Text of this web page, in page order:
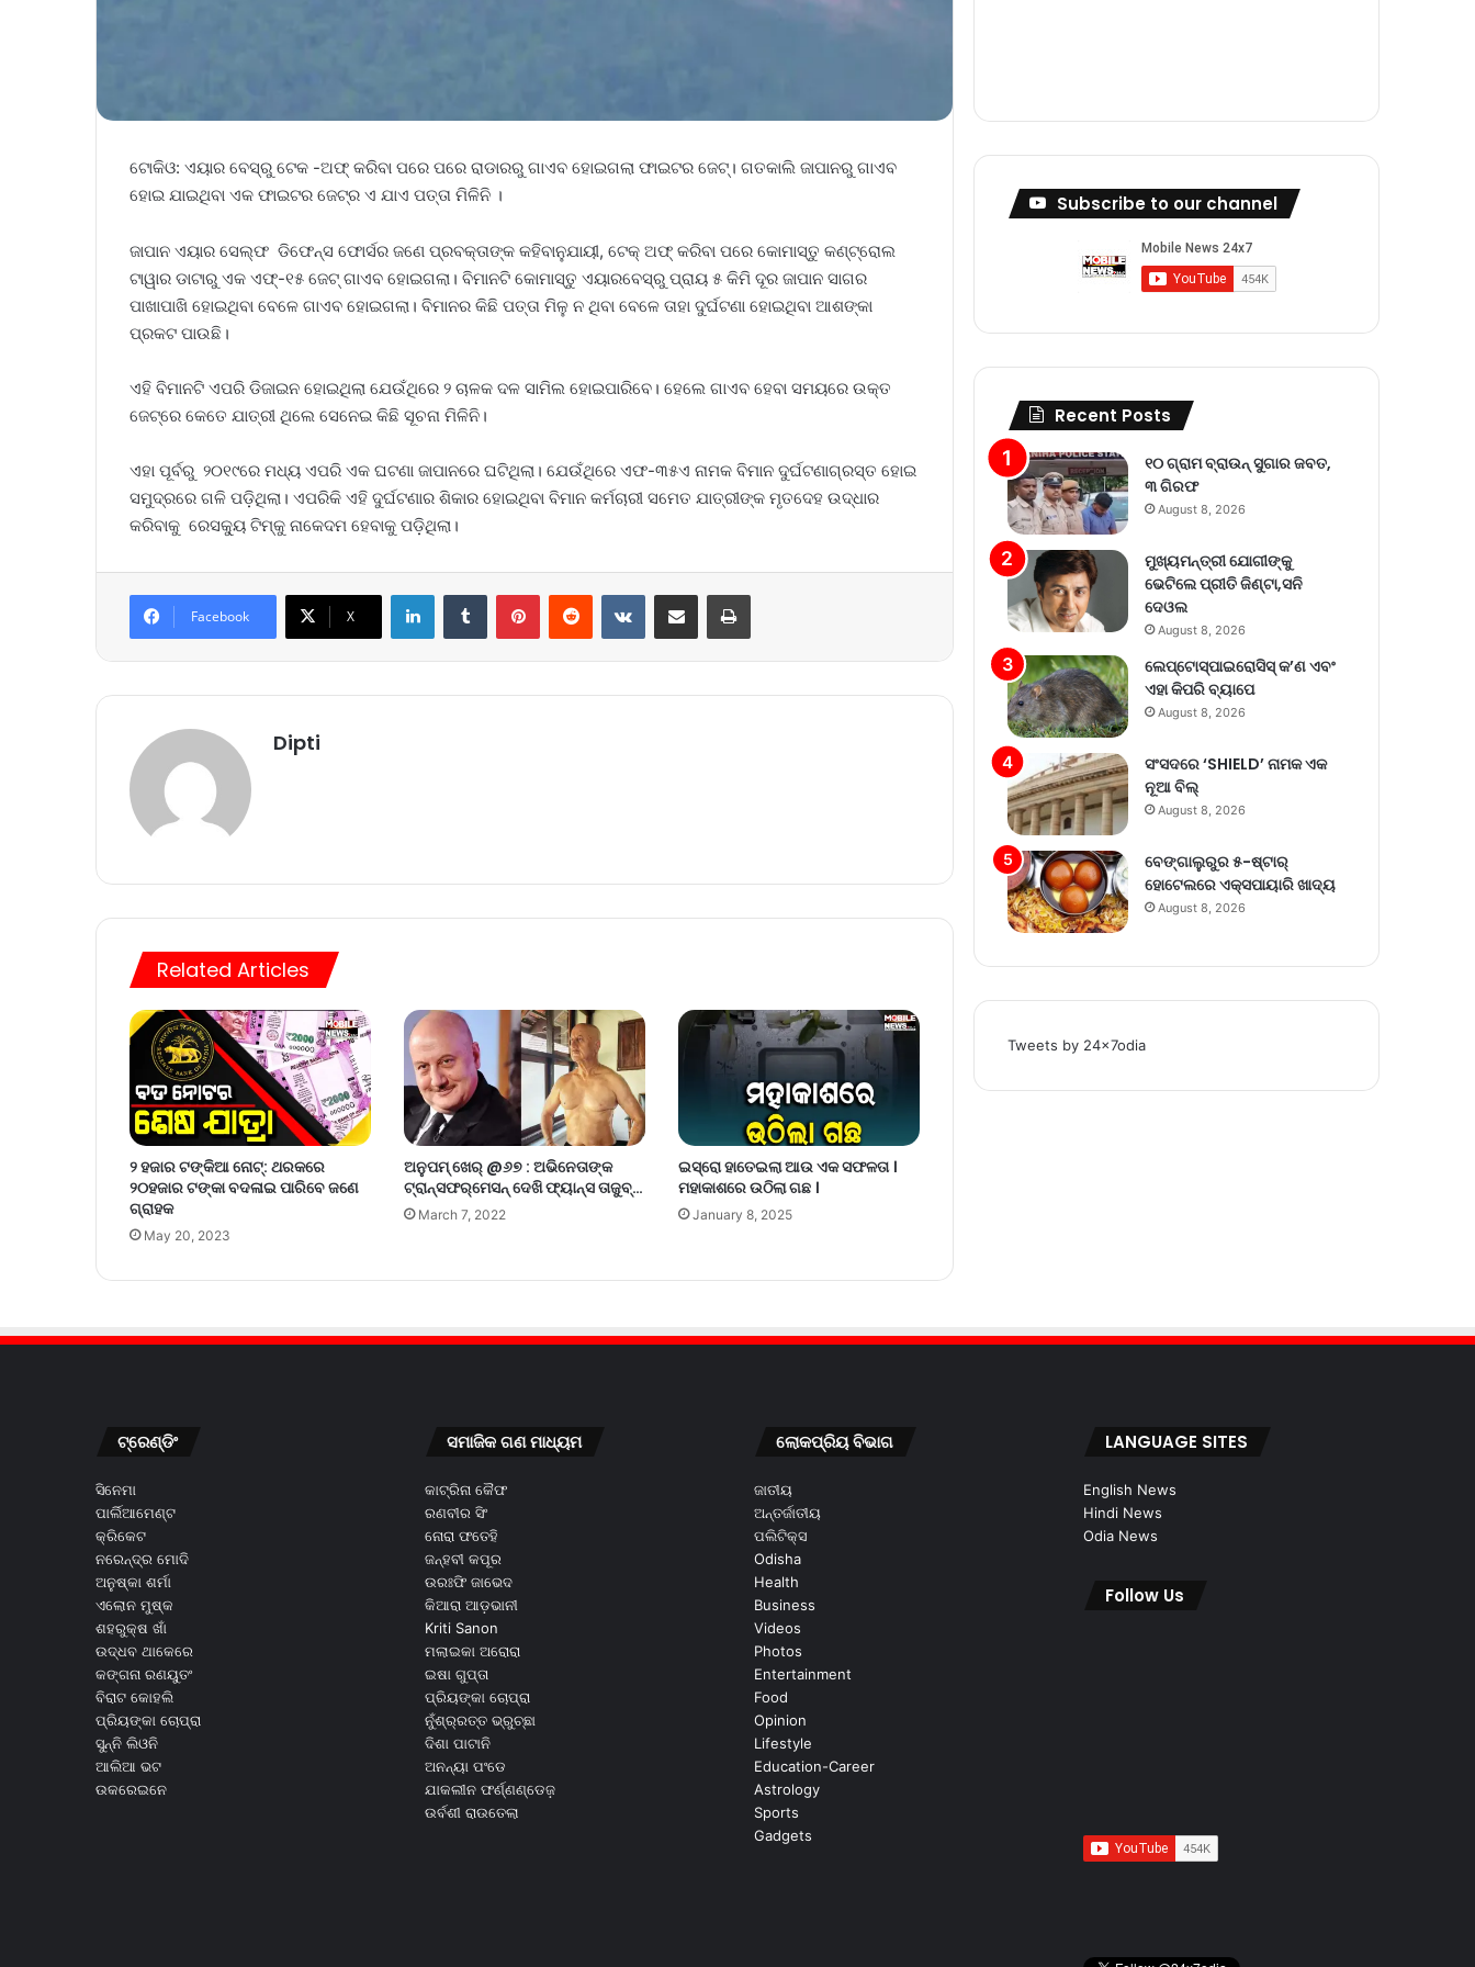
ଟୋକିଓ: ଏୟାର ବେସ୍‌ରୁ ଟେକ -ଅଫ୍‌ କରିବା ପରେ ପରେ ରାଡାରରୁ ଗାଏବ ହୋଇଗଲା ଫାଇଟର ଜେଟ୍‌। ଗତକାଲି ଜାପାନରୁ ଗାଏବ
ହୋଇ ଯାଇଥିବା ଏକ ଫାଇଟର ଜେଟ୍‌ର ଏ ଯାଏ ପତ୍ତା ମିଳିନି ।
ଜାପାନ ଏୟାର ସେଲ୍ଫ ଡିଫେନ୍ସ ଫୋର୍ସର ଜଣେ ପ୍ରବକ୍ତାଙ୍କ କହିବାନୁଯାୟୀ, ଟେକ୍ ଅଫ୍‌ କରିବା ପରେ କୋମାସ୍ତୁ କଣ୍ଟ୍ରୋଲ
ଟାୱାର ଡାଟାରୁ ଏକ ଏଫ୍‌-୧୫ ଜେଟ୍‌ ଗାଏବ ହୋଇଗଲା। ବିମାନଟି କୋମାସ୍ତୁ ଏୟାରବେସ୍‌ରୁ ପ୍ରାୟ ୫ କିମି ଦୂର ଜାପାନ ସାଗର
ପାଖାପାଖି ହୋଇଥିବା ବେଳେ ଗାଏବ ହୋଇଗଲା। ବିମାନର କିଛି ପତ୍ତା ମିଳୁ ନ ଥିବା ବେଳେ ତାହା ଦୁର୍ଘଟଣା ହୋଇଥିବା ଆଶଙ୍କା
ପ୍ରକଟ ପାଉଛି।
ଏହି ବିମାନଟି ଏପରି ଡିଜାଇନ ହୋଇଥିଲା ଯେଉଁଥିରେ ୨ ଚାଳକ ଦଳ ସାମିଲ ହୋଇପାରିବେ। ହେଲେ ଗାଏବ ହେବା ସମୟରେ ଉକ୍ତ
ଜେଟ୍‌ରେ କେତେ ଯାତ୍ରୀ ଥିଲେ ସେନେଇ କିଛି ସୂଚନା ମିଳିନି।
ଏହା ପୂର୍ବରୁ ୨୦୧୯ରେ ମଧ୍ୟ ଏପରି ଏକ ଘଟଣା ଜାପାନରେ ଘଟିଥିଲା। ଯେଉଁଥିରେ ଏଫ-୩୫ଏ ନାମକ ବିମାନ ଦୁର୍ଘଟଣାଗ୍ରସ୍ତ ହୋଇ
ସମୁଦ୍ରରେ ଗଳି ପଡ଼ିଥିଲା। ଏପରିକି ଏହି ଦୁର୍ଘଟଣାର ଶିକାର ହୋଇଥିବା ବିମାନ କର୍ମଚାରୀ ସମେତ ଯାତ୍ରୀଙ୍କ ମୃତଦେହ ଉଦ୍ଧାର
କରିବାକୁ ରେସକ୍ୟୁ ଟିମ୍‌କୁ ନାକେଦମ ହେବାକୁ ପଡ଼ିଥିଲା।
Facebook X
Dipti
Related Articles
୨ ହଜାର ଟଙ୍କିଆ ନୋଟ୍‌: ଥରକରେ
୨୦ହଜାର ଟଙ୍କା ବଦଳାଇ ପାରିବେ ଜଣେ
ଗ୍ରାହକ
May 20, 2023
ଅନୁପମ୍‌ ଖେର୍‌ @୬୭ : ଅଭିନେତାଙ୍କ
ଟ୍ରାନ୍ସଫର୍‌ମେସନ୍‌ ଦେଖି ଫ୍ୟାନ୍ସ ତାଜୁବ୍‌…
March 7, 2022
ଇସ୍ରୋ ହାତେଇଲା ଆଉ ଏକ ସଫଳତା ।
ମହାକାଶରେ ଉଠିଲା ଗଛ ।
January 8, 2025
Subscribe to our channel
Recent Posts
୧୦ ଗ୍ରାମ ବ୍ରାଉନ୍ ସୁଗାର ଜବତ,
୩ ଗିରଫ
August 8, 2026
ମୁଖ୍ୟମନ୍ତ୍ରୀ ଯୋଗୀଙ୍କୁ
ଭେଟିଲେ ପ୍ରୀତି ଜିଣ୍ଟା,ସନି
ଦେଓଲ
August 8, 2026
ଲେପ୍ଟୋସ୍ପାଇରୋସିସ୍ କ’ଣ ଏବଂ
ଏହା କିପରି ବ୍ୟାପେ
August 8, 2026
ସଂସଦରେ ‘SHIELD’ ନାମକ ଏକ
ନୂଆ ବିଲ୍
August 8, 2026
ବେଙ୍ଗାଲୁରୁର ୫-ଷ୍ଟାର୍
ହୋଟେଲରେ ଏକ୍ସପାୟାରି ଖାଦ୍ୟ
August 8, 2026
Tweets by 24x7odia
ଟ୍ରେଣ୍ଡିଂ
ସିନେମା
ପାର୍ଲିଆମେଣ୍ଟ
କ୍ରିକେଟ
ନରେନ୍ଦ୍ର ମୋଦି
ଅନୁଷ୍କା ଶର୍ମା
ଏଲୋନ ମୁଷ୍କ
ଶହରୁକ୍ଷ ଖାଁ
ଉଦ୍ଧବ ଥାକେରେ
କଙ୍ଗନା ରଣୟୁତଂ
ବିରାଟ କୋହଲି
ପ୍ରିୟଙ୍କା ଚୋପ୍ରା
ସୁନ୍ନି ଲିଓନି
ଆଲିଆ ଭଟ
ଉକରେଇନେ
ସମାଜିକ ଗଣ ମାଧ୍ୟମ
କାଟ୍ରିନା କୈଫ
ରଣବୀର ସିଂ
ନୋରା ଫତେହି
ଜନ୍ହବୀ କପୂର
ଉରଃଫି ଜାଭେଦ
କିଆରା ଆଡ଼ଭାନୀ
Kriti Sanon
ମଲାଇକା ଅରୋରା
ଇଷା ଗୁପ୍ତା
ପ୍ରିୟଙ୍କା ଚୋପ୍ରା
ନୁଁଶ୍ର୍ରତ୍ତ ଭ୍ରୁଚ୍ଛା
ଦିଶା ପାଟାନି
ଅନନ୍ୟା ପଂଡେ
ଯାକଲୀନ ଫର୍ଣ୍ଣଣ୍ଡେଜ଼
ଉର୍ବଶୀ ରାଉତେଲା
ଲୋକପ୍ରିୟ ବିଭାଗ
ଜାତୀୟ
ଅନ୍ତର୍ଜାତୀୟ
ପଲିଟିକ୍ସ
Odisha
Health
Business
Videos
Photos
Entertainment
Food
Opinion
Lifestyle
Education-Career
Astrology
Sports
Gadgets
LANGUAGE SITES
English News
Hindi News
Odia News
Follow Us